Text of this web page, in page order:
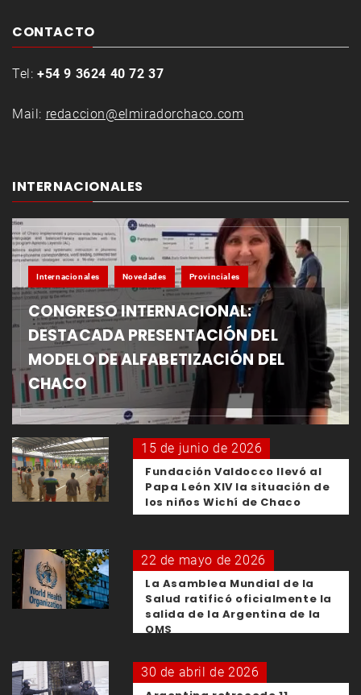
CONTACTO
Tel: +54 9 3624 40 72 37
Mail: redaccion@elmiradorchaco.com
INTERNACIONALES
Internacionales Novedades Provinciales
CONGRESO INTERNACIONAL:
DESTACADA PRESENTACIÓN DEL
MODELO DE ALFABETIZACIÓN DEL
CHACO
15 de junio de 2026
Fundación Valdocco llevó al
Papa León XIV la situación de
los niños Wichí de Chaco
22 de mayo de 2026
La Asamblea Mundial de la
Salud ratificó oficialmente la
salida de la Argentina de la
OMS
30 de abril de 2026